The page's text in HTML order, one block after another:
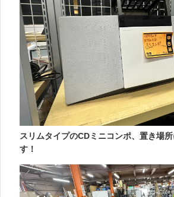
スリムタイプのCDミニコンポ、置き場
す！